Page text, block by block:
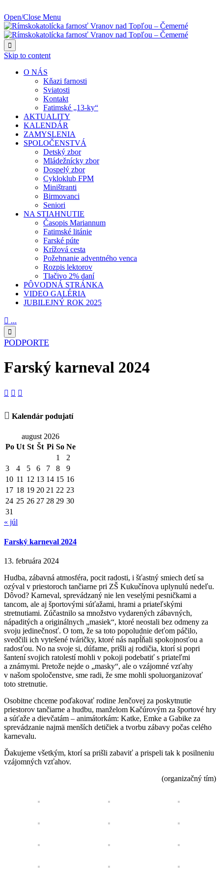
Open/Close Menu

Skip to content
O NÁS
Kňazi farnosti
Sviatosti
Kontakt
Fatimské „13-ky“
AKTUALITY
KALENDÁR
ZAMYSLENIA
SPOLOČENSTVÁ
Detský zbor
Mládežnícky zbor
Dospelý zbor
Cykloklub FPM
Miništranti
Birmovanci
Seniori
NA STIAHNUTIE
Časopis Mariannum
Fatimské litánie
Farské púte
Krížová cesta
Požehnanie adventného venca
Rozpis lektorov
Tlačivo 2% daní
PÔVODNÁ STRÁNKA
VIDEO GALÉRIA
JUBILEJNÝ ROK 2025
 ...

PODPORTE
Farský karneval 2024
  
 Kalendár podujatí
august 2026
Po Ut St Št Pi So Ne
1
2
3
4 5 6 7 8
9
10 11 12 13 14 15 16
17 18 19 20 21 22 23
24 25 26 27 28 29 30
31
« júl
Farský karneval 2024
13. februára 2024
Hudba, zábavná atmosféra, pocit radosti, i šťastný smiech detí sa
ozýval v priestoroch tančiarne pri ZŠ Kukučínova uplynulú nedeľu.
Dôvod? Karneval, sprevádzaný nie len veselými pesničkami a
tancom, ale aj športovými súťažami, hrami a priateľskými
stretnutiami. Zúčastnilo sa množstvo vydarených zábavných,
nápaditých a originálnych „masiek“, ktoré neostali bez odmeny za
svoju jedinečnosť. O tom, že sa toto popoludnie deťom páčilo,
svedčili ich vytešené tváričky, ktoré nás napĺňali spokojnosťou a
radosťou. No na svoje si, dúfame, prišli aj rodičia, ktorí si popri
šantení svojich ratolestí mohli v pokoji podebatiť s priateľmi
a známymi. Pretože nejde o „masky“, ale o vzájomné vzťahy
v našom spoločenstve, sme radi, že sme mohli spoluorganizovať
toto stretnutie.
Osobitne chceme poďakovať rodine Jenčovej za poskytnutie
priestorov tančiarne a hudbu, manželom Kačúrovým za športové hry
a súťaže a dievčatám – animátorkám: Katke, Emke a Gabike za
sprevádzanie najmä menších detičiek a tvorbu zábavy počas celého
karnevalu.
Ďakujeme všetkým, ktorí sa prišli zabaviť a prispeli tak k posilneniu
vzájomných vzťahov.
(organizačný tím)